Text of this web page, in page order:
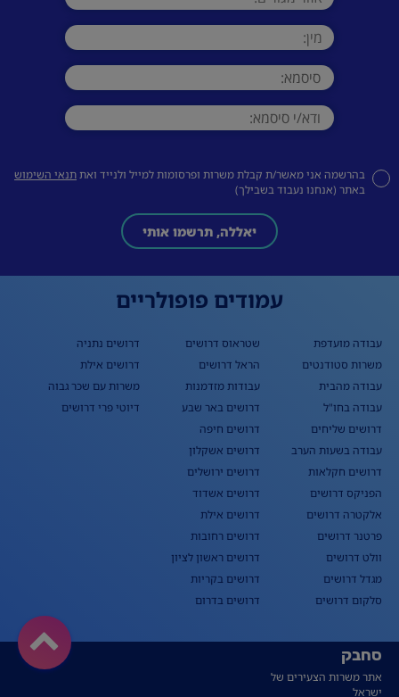
בהרשמה אני מאשר/ת קבלת משרות ופרסומות למייל ולנייד ואתתנאי השימוש
באתר (אנחנו נעבוד בשבילך)
יאללה, תרשמו אותי
עמודים פופולריים
עבודה מועדפת
משרות סטודנטים
עבודה מהבית
עבודה בחו"ל
דרושים שליחים
עבודה בשעות הערב
דרושים חקלאות
הפניקס דרושים
אלקטרה דרושים
פרטנר דרושים
וולט דרושים
מגדל דרושים
סלקום דרושים
שטראוס דרושים
הראל דרושים
עבודות מזדמנות
דרושים באר שבע
דרושים חיפה
דרושים אשקלון
דרושים ירושלים
דרושים אשדוד
דרושים אילת
דרושים רחובות
דרושים ראשון לציון
דרושים בקריות
דרושים בדרום
דרושים נתניה
דרושים אילת
משרות עם שכר גבוה
דיוטי פרי דרושים
סחבק
אתר משרות הצעירים של
ישראל